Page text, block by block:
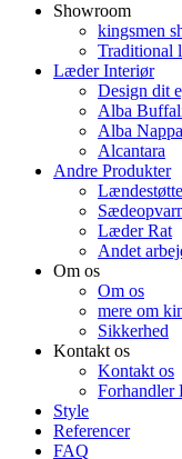
Showroom
kingsmen
Traditional
Læder Interiør
Design dit
Alba
Alba
Alcantara
Andre Produkter
Lændestøtte
Læder Rat
Andet
Om os
Om os
mere om
Sikkerhed
Kontakt os
Kontakt os
Forhandler
Style
Referencer
FAQ